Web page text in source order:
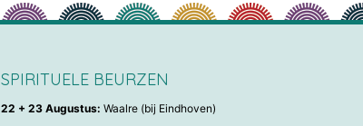
SPIRITUELE BEURZEN
22 + 23 Augustus: Waalre (bij Eindhoven)